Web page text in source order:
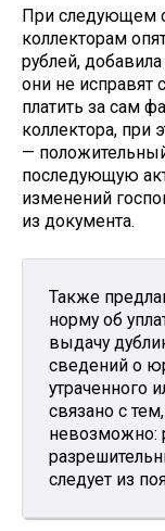
При следующем
коллекторам
рублей,
они не исправят
платить за сам
коллектора, при
—
последующую
изменений
из документа.
Также
норму об
выдачу
сведений о
утраченного
связано с
невозможно:
следует из